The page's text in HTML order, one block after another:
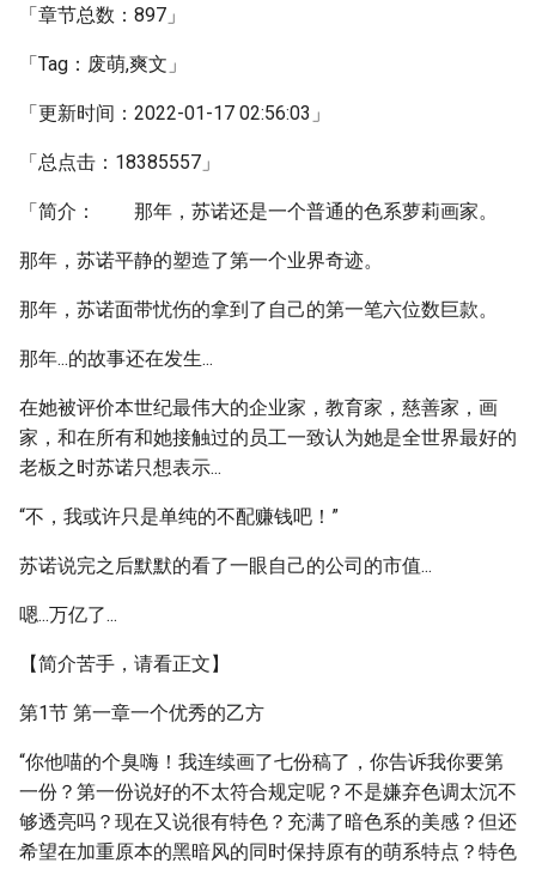
「章节总数：897」
「Tag：废萌,爽文」
「更新时间：2022-01-17 02:56:03」
「总点击：18385557」
「简介： 那年，苏诺还是一个普通的色系萝莉画家。
那年，苏诺平静的塑造了第一个业界奇迹。
那年，苏诺面带忧伤的拿到了自己的第一笔六位数巨款。
那年...的故事还在发生...
在她被评价本世纪最伟大的企业家，教育家，慈善家，画
家，和在所有和她接触过的员工一致认为她是全世界最好的
老板之时苏诺只想表示...
“不，我或许只是单纯的不配赚钱吧！”
苏诺说完之后默默的看了一眼自己的公司的市值...
嗯...万亿了...
【简介苦手，请看正文】
第1节 第一章一个优秀的乙方
“你他喵的个臭嗨！我连续画了七份稿了，你告诉我你要第
一份？第一份说好的不太符合规定呢？不是嫌弃色调太沉不
够透亮吗？现在又说很有特色？充满了暗色系的美感？但还
希望在加重原本的黑暗风的同时保持原有的萌系特点？特色